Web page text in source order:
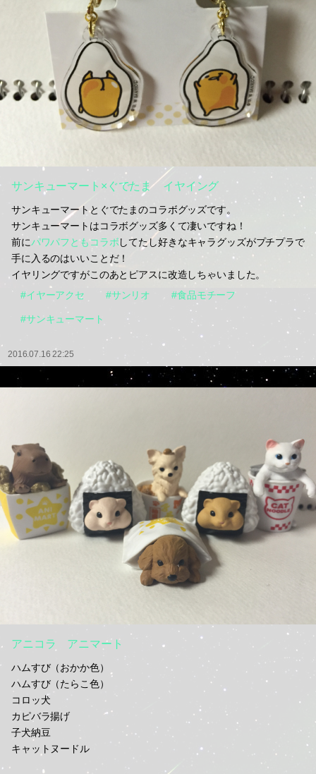
サンキューマート×ぐでたま イヤイング
サンキューマートとぐでたまのコラボグッズです。
サンキューマートはコラボグッズ多くて凄いですね！
前にパワパフともコラボしてたし好きなキャラグッズがプチプラで
手に入るのはいいことだ！
イヤリングですがこのあとピアスに改造しちゃいました。
#イヤーアクセ
#サンリオ #食品モチーフ
#サンキューマート
2016.07.16 22:25
アニコラ アニマート
ハムすび（おかか色）
ハムすび（たらこ色）
コロッ犬
カピバラ揚げ
子犬納豆
キャットヌードル